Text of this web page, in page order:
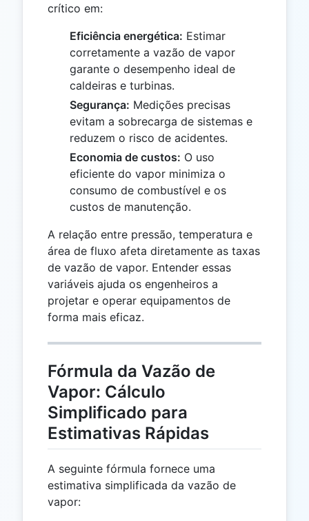
crítico em:
Eficiência energética: Estimar
corretamente a vazão de vapor
garante o desempenho ideal de
caldeiras e turbinas.
Segurança: Medições precisas
evitam a sobrecarga de sistemas e
reduzem o risco de acidentes.
Economia de custos: O uso
eficiente do vapor minimiza o
consumo de combustível e os
custos de manutenção.
A relação entre pressão, temperatura e
área de fluxo afeta diretamente as taxas
de vazão de vapor. Entender essas
variáveis ajuda os engenheiros a
projetar e operar equipamentos de
forma mais eficaz.
Fórmula da Vazão de
Vapor: Cálculo
Simplificado para
Estimativas Rápidas
A seguinte fórmula fornece uma
estimativa simplificada da vazão de
vapor: